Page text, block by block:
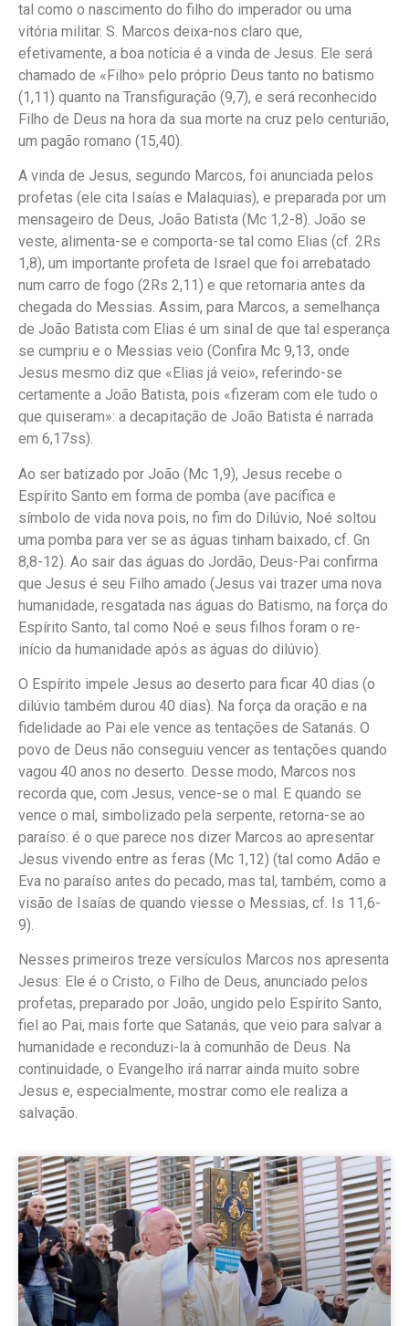
tal como o nascimento do filho do imperador ou uma
vitória militar. S. Marcos deixa-nos claro que,
efetivamente, a boa notícia é a vinda de Jesus. Ele será
chamado de «Filho» pelo próprio Deus tanto no batismo
(1,11) quanto na Transfiguração (9,7), e será reconhecido
Filho de Deus na hora da sua morte na cruz pelo centurião,
um pagão romano (15,40).
A vinda de Jesus, segundo Marcos, foi anunciada pelos
profetas (ele cita Isaías e Malaquias), e preparada por um
mensageiro de Deus, João Batista (Mc 1,2-8). João se
veste, alimenta-se e comporta-se tal como Elias (cf. 2Rs
1,8), um importante profeta de Israel que foi arrebatado
num carro de fogo (2Rs 2,11) e que retornaria antes da
chegada do Messias. Assim, para Marcos, a semelhança
de João Batista com Elias é um sinal de que tal esperança
se cumpriu e o Messias veio (Confira Mc 9,13, onde
Jesus mesmo diz que «Elias já veio», referindo-se
certamente a João Batista, pois «fizeram com ele tudo o
que quiseram»: a decapitação de João Batista é narrada
em 6,17ss).
Ao ser batizado por João (Mc 1,9), Jesus recebe o
Espírito Santo em forma de pomba (ave pacífica e
símbolo de vida nova pois, no fim do Dilúvio, Noé soltou
uma pomba para ver se as águas tinham baixado, cf. Gn
8,8-12). Ao sair das águas do Jordão, Deus-Pai confirma
que Jesus é seu Filho amado (Jesus vai trazer uma nova
humanidade, resgatada nas águas do Batismo, na força do
Espírito Santo, tal como Noé e seus filhos foram o re-
início da humanidade após as águas do dilúvio).
O Espírito impele Jesus ao deserto para ficar 40 dias (o
dilúvio também durou 40 dias). Na força da oração e na
fidelidade ao Pai ele vence as tentações de Satanás. O
povo de Deus não conseguiu vencer as tentações quando
vagou 40 anos no deserto. Desse modo, Marcos nos
recorda que, com Jesus, vence-se o mal. E quando se
vence o mal, simbolizado pela serpente, retorna-se ao
paraíso: é o que parece nos dizer Marcos ao apresentar
Jesus vivendo entre as feras (Mc 1,12) (tal como Adão e
Eva no paraíso antes do pecado, mas tal, também, como a
visão de Isaías de quando viesse o Messias, cf. Is 11,6-
9).
Nesses primeiros treze versículos Marcos nos apresenta
Jesus: Ele é o Cristo, o Filho de Deus, anunciado pelos
profetas, preparado por João, ungido pelo Espírito Santo,
fiel ao Pai, mais forte que Satanás, que veio para salvar a
humanidade e reconduzi-la à comunhão de Deus. Na
continuidade, o Evangelho irá narrar ainda muito sobre
Jesus e, especialmente, mostrar como ele realiza a
salvação.